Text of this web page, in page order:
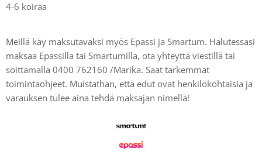
4-6 koiraa
Meillä käy maksutavaksi myös Epassi ja Smartum. Halutessasi
maksaa Epassilla tai Smartumilla, ota yhteyttä viestillä tai
soittamalla 0400 762160 /Marika. Saat tarkemmat
toimintaohjeet. Muistathan, että edut ovat henkilökohtaisia ja
varauksen tulee aina tehdä maksajan nimellä!